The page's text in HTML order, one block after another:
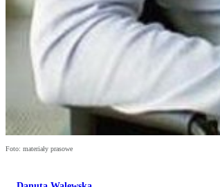
Foto: materiały prasowe